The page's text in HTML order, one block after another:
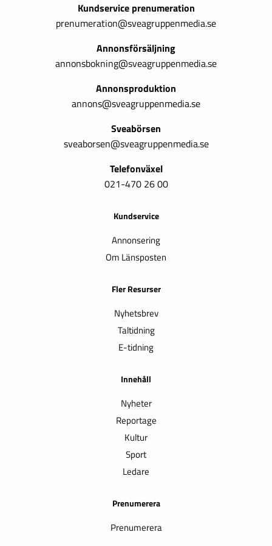
Kundservice prenumeration
prenumeration@sveagruppenmedia.se
Annonsförsäljning
annonsbokning@sveagruppenmedia.se
Annonsproduktion
annons@sveagruppenmedia.se
Sveabörsen
sveaborsen@sveagruppenmedia.se
Telefonväxel
021-470 26 00
Kundservice
Annonsering
Om Länsposten
Fler Resurser
Nyhetsbrev
Taltidning
E-tidning
Innehåll
Nyheter
Reportage
Kultur
Sport
Ledare
Prenumerera
Prenumerera